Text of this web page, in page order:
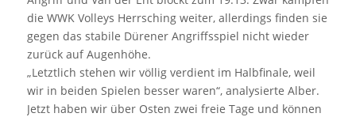
die WWK Volleys Herrsching weiter, allerdings finden sie
gegen das stabile Dürener Angriffsspiel nicht wieder
zurück auf Augenhöhe.
„Letztlich stehen wir völlig verdient im Halbfinale, weil
wir in beiden Spielen besser waren“, analysierte Alber.
Jetzt haben wir über Osten zwei freie Tage und können